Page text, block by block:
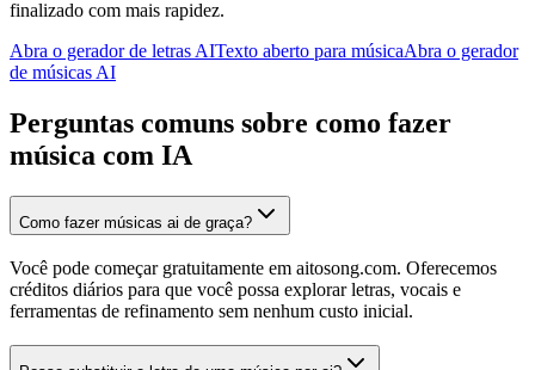
finalizado com mais rapidez.
Abra o gerador de letras AITexto aberto para músicaAbra o gerador
de músicas AI
Perguntas comuns sobre como fazer
música com IA
Como fazer músicas ai de graça?
Você pode começar gratuitamente em aitosong.com. Oferecemos
créditos diários para que você possa explorar letras, vocais e
ferramentas de refinamento sem nenhum custo inicial.